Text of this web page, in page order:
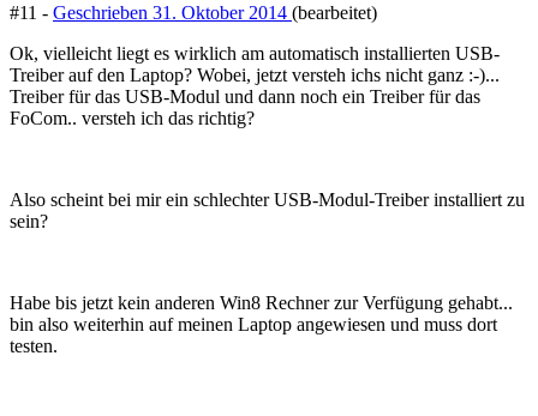
#11 - Geschrieben 31. Oktober 2014 (bearbeitet)
Ok, vielleicht liegt es wirklich am automatisch installierten USB-
Treiber auf den Laptop? Wobei, jetzt versteh ichs nicht ganz :-)...
Treiber für das USB-Modul und dann noch ein Treiber für das
FoCom.. versteh ich das richtig?
Also scheint bei mir ein schlechter USB-Modul-Treiber installiert zu
sein?
Habe bis jetzt kein anderen Win8 Rechner zur Verfügung gehabt...
bin also weiterhin auf meinen Laptop angewiesen und muss dort
testen.